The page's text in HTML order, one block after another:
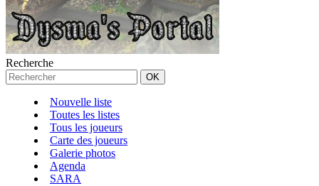
Recherche
Nouvelle liste
Toutes les listes
Tous les joueurs
Carte des joueurs
Galerie photos
Agenda
SARA